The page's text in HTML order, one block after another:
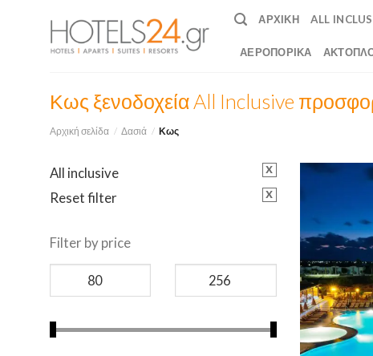
ΑΡΧΙΚΉ ALL
ΑΕΡΟΠΟΡΙΚΆ
Κως ξενοδοχεία All Inclusive
Αρχική σελίδα / Δασιά / Κως
All inclusive
x
Reset filter
x
Filter by price